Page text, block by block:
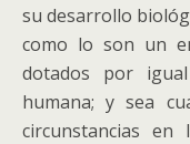
su desarrollo
como lo son un
dotados por
humana; y sea
circunstancias en